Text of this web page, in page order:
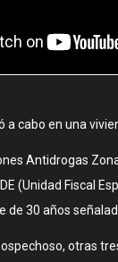
a cabo en una
Antidrogas
(Unidad Fiscal
de 30 años
otras